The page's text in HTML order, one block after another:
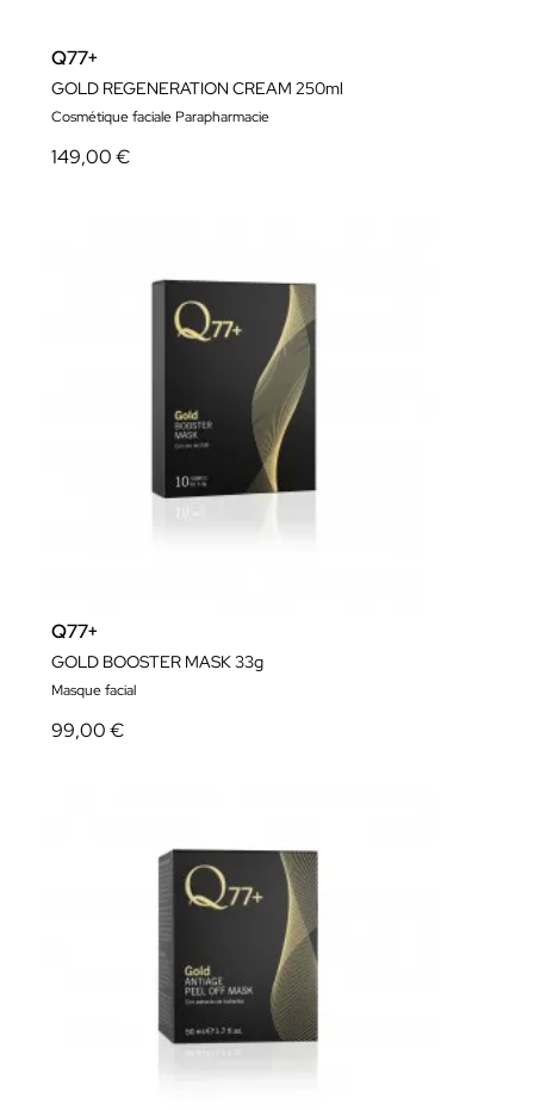
Q77+
GOLD REGENERATION CREAM 250ml
Cosmétique faciale Parapharmacie
149,00 €
Q77+
GOLD BOOSTER MASK 33g
Masque facial
99,00 €